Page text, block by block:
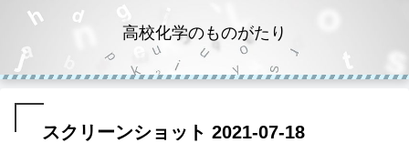
高校化学のものがたり
スクリーンショット 2021-07-18